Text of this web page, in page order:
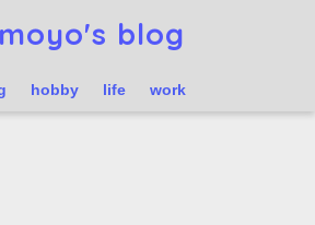
blog
hobby life work